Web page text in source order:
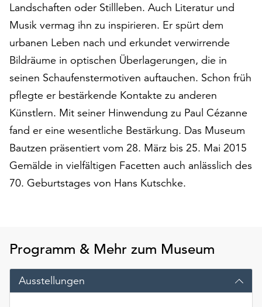
steht
Ihnen
am
Ende
der
Seite
die
Schaltfläche
„Cookie-
Einstellungen“
zur
Verfügung.
Funktionale
Cookies
Ihr
Einverständnis
weiterhin
ausgeführt.
Landschaften oder Stillleben. Auch Literatur und
Musik vermag ihn zu inspirieren. Er spürt dem
urbanen Leben nach und erkundet verwirrende
Bildräume in optischen Überlagerungen, die in
seinen Schaufenstermotiven auftauchen. Schon früh
pflegte er bestärkende Kontakte zu anderen
Künstlern. Mit seiner Hinwendung zu Paul Cézanne
fand er eine wesentliche Bestärkung. Das Museum
Bautzen präsentiert vom 28. März bis 25. Mai 2015
Gemälde in vielfältigen Facetten auch anlässlich des
70. Geburtstages von Hans Kutschke.
Programm & Mehr zum Museum
Ausstellungen